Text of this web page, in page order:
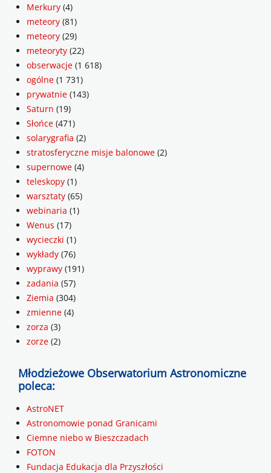
Merkury (4)
meteory (81)
meteory (29)
meteoryty (22)
obserwacje (1 618)
ogólne (1 731)
prywatnie (143)
Saturn (19)
Słońce (471)
solarygrafia (2)
stratosferyczne misje balonowe (2)
supernowe (4)
teleskopy (1)
warsztaty (65)
webinaria (1)
Wenus (17)
wycieczki (1)
wykłady (76)
wyprawy (191)
zadania (57)
Ziemia (304)
zmienne (4)
zorza (3)
zorze (2)
Młodzieżowe Obserwatorium Astronomiczne
poleca:
AstroNET
Astronomowie ponad Granicami
Ciemne niebo w Bieszczadach
FOTON
Fundacja Edukacja dla Przyszłości